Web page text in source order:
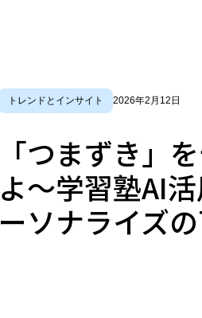
トレンドとインサイト 2026年2月12日
「つまずき」
よ～学習塾AI
ーソナライズ